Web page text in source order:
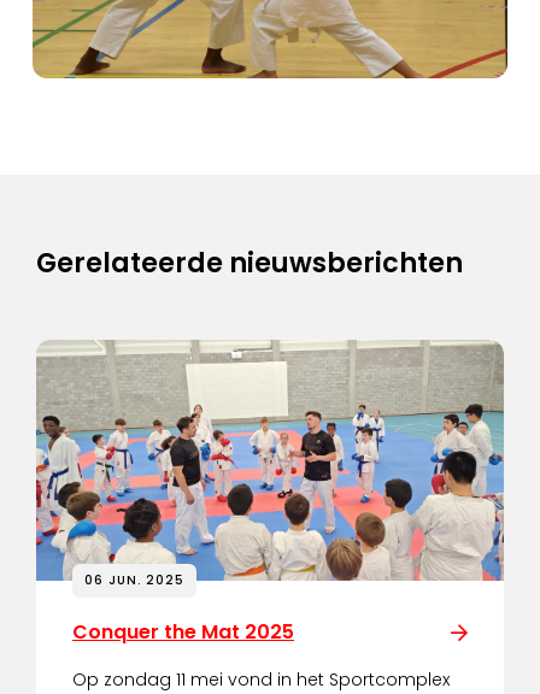
Gerelateerde nieuwsberichten
06 JUN. 2025
Conquer the Mat 2025
Op zondag 11 mei vond in het Sportcomplex